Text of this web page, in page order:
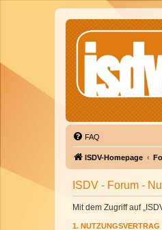
FAQ
ISDV-Homepage
ISDV - Forum -
Mit dem Zugriff auf
1. NUTZUNGSVERTRAG